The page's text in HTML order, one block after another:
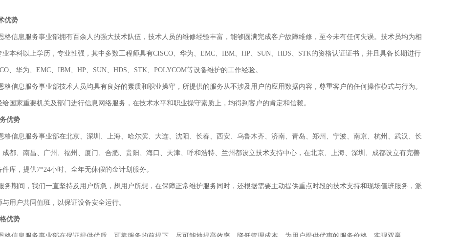
优势
息服务事业部拥有百余人的强大技术队伍，技术人员的维修经验丰富，能够圆满完成客户故障维修，至今未有任何失误。技术员均为相
业本科以上学历，专业性强，其中多数工程师具有CISCO 、华为、 EMC IBM HP SUN HDS STK的资格认证证书，并且具备长期进行
、华为、 EMC IBM HP SUN HDS STK 、POLYCOM等设备维护的工作经验。
息服务事业部技术人员均具有良好的素质和职业操守，所提供的服务从不涉及用户的应用数据内容，尊重客户的任何操作模式与行为。
给国家重要机关及部门进行信息网络服务，在技术水平和职业操守素质上，均得到客户的肯定和信赖。
优势
格信息服务事业部在北京、深圳、上海、哈尔滨、大连、沈阳、长春、西安、乌鲁木齐、济南、青岛、郑州、宁波、南京、杭州、武汉、长
成都、南昌、广州、福州、厦门、合肥、贵阳、海口、天津、呼和浩特、兰州都设立技术支持中心，在北京、上海、深圳、成都设立有完善
件库，提供7*24小时、全年无休假的金计划服务。
间，我们一直坚持及用户所急，想用户所想，在保障正常维护服务同时，还根据需要主动提供重点时段的技术支持和现场值班服务，派
与用户共同值班，以保证设备安全运行。
优势